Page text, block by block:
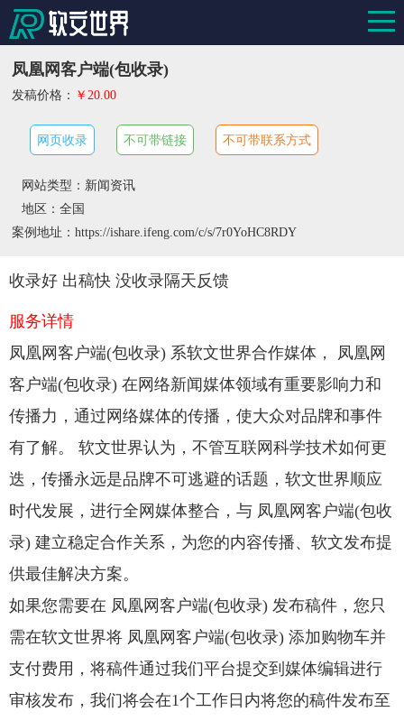
凤凰网客户端(包收录)
发稿价格： ￥20.00
网页收录 不可带链接 不可带联系方式
网站类型：新闻资讯
地区：全国
案例地址：https://ishare.ifeng.com/c/s/7r0YoHC8RDY
收录好 出稿快 没收录隔天反馈
服务详情
凤凰网客户端(包收录) 系软文世界合作媒体， 凤凰网
客户端(包收录) 在网络新闻媒体领域有重要影响力和
传播力，通过网络媒体的传播，使大众对品牌和事件
有了解。 软文世界认为，不管互联网科学技术如何更
迭，传播永远是品牌不可逃避的话题，软文世界顺应
时代发展，进行全网媒体整合，与 凤凰网客户端(包收
录) 建立稳定合作关系，为您的内容传播、软文发布提
供最佳解决方案。
如果您需要在 凤凰网客户端(包收录) 发布稿件，您只
需在软文世界将 凤凰网客户端(包收录) 添加购物车并
支付费用，将稿件通过我们平台提交到媒体编辑进行
审核发布，我们将会在1个工作日内将您的稿件发布至